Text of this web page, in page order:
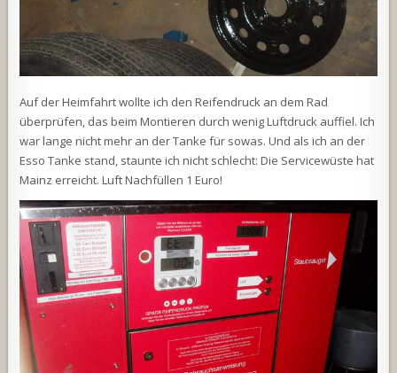
Auf der Heimfahrt wollte ich den Reifendruck an dem Rad
überprüfen, das beim Montieren durch wenig Luftdruck auffiel. Ich
war lange nicht mehr an der Tanke für sowas. Und als ich an der
Esso Tanke stand, staunte ich nicht schlecht: Die Servicewüste hat
Mainz erreicht. Luft Nachfüllen 1 Euro!